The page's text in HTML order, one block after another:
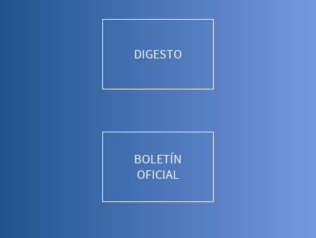
DIGESTO
BOLETÍN
OFICIAL